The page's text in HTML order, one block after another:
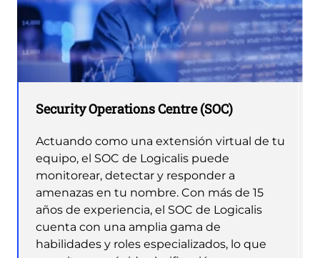
Security Operations Centre (SOC)
Actuando como una extensión virtual de tu
equipo, el SOC de Logicalis puede
monitorear, detectar y responder a
amenazas en tu nombre. Con más de 15
años de experiencia, el SOC de Logicalis
cuenta con una amplia gama de
habilidades y roles especializados, lo que